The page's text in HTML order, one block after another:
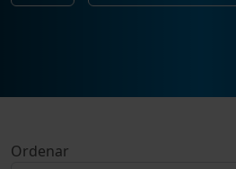
Ordenar